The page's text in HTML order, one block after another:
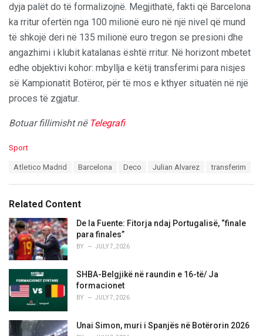
dyja palët do të formalizojnë. Megjithatë, fakti që Barcelona
ka rritur ofertën nga 100 milionë euro në një nivel që mund
të shkojë deri në 135 milionë euro tregon se presioni dhe
angazhimi i klubit katalanas është rritur. Në horizont mbetet
edhe objektivi kohor: mbyllja e këtij transferimi para nisjes
së Kampionatit Botëror, për të mos e kthyer situatën në një
proces të zgjatur.
Botuar fillimisht në Telegrafi
C
o
r
i
e
s
:
Sport
:
Atletico Madrid Barcelona Deco Julian Alvarez transferim
Related Content
De la Fuente: Fitorja ndaj Portugalisë, “finale
para finales”
BY JULY 7, 2026
SHBA-Belgjikë në raundin e 16-të/ Ja
formacionet
BY JULY 7, 2026
Unai Simon, muri i Spanjës në Botërorin 2026